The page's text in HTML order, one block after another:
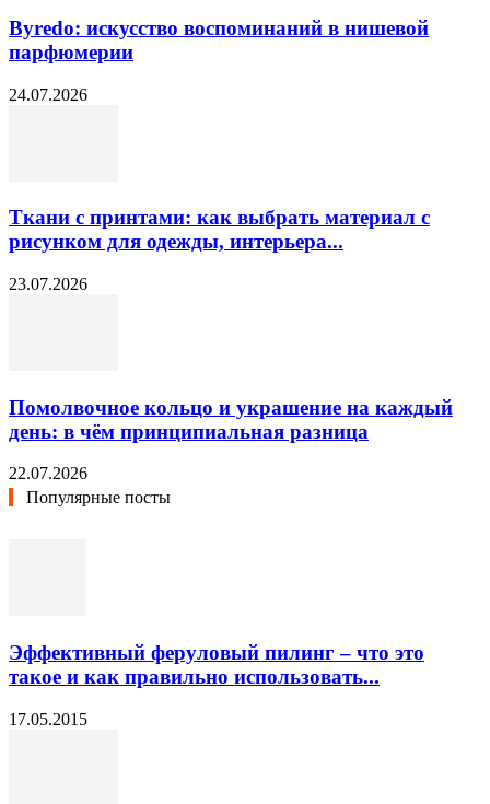
Byredo: искусство воспоминаний в нишевой
парфюмерии
24.07.2026
Ткани с принтами: как выбрать материал с
рисунком для одежды, интерьера...
23.07.2026
Помолвочное кольцо и украшение на каждый
день: в чём принципиальная разница
22.07.2026
Популярные посты
Эффективный феруловый пилинг – что это
такое и как правильно использовать...
17.05.2015